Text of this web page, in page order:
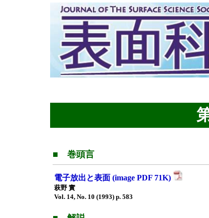
■ 巻頭言
電子放出と表面 (image PDF 71K)
萩野 實
Vol. 14, No. 10 (1993) p. 583